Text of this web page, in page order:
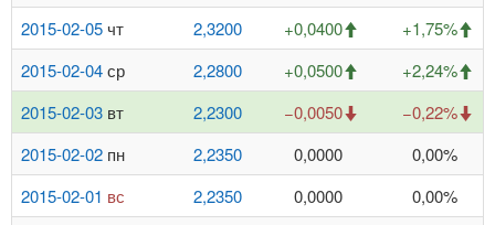
2015-02-05 чт 2,3200 +0,0400
+1,75%
2015-02-04ср 2,2800 +0,0500
+2,24%
2015-02-03 вт 2,2300 −0,0050
−0,22%
2015-02-02 пн 2,2350 0,0000
0,00%
2015-02-01 вс 2,2350 0,0000
0,00%